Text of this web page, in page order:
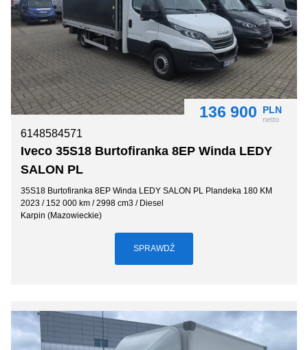
136 900 PLN
netto
6148584571
Iveco 35S18 Burtofiranka 8EP Winda LEDY
SALON PL
35S18 Burtofiranka 8EP Winda LEDY SALON PL Plandeka 180 KM
2023 / 152 000 km / 2998 cm3 / Diesel
Karpin (Mazowieckie)
SPRAWDŹ